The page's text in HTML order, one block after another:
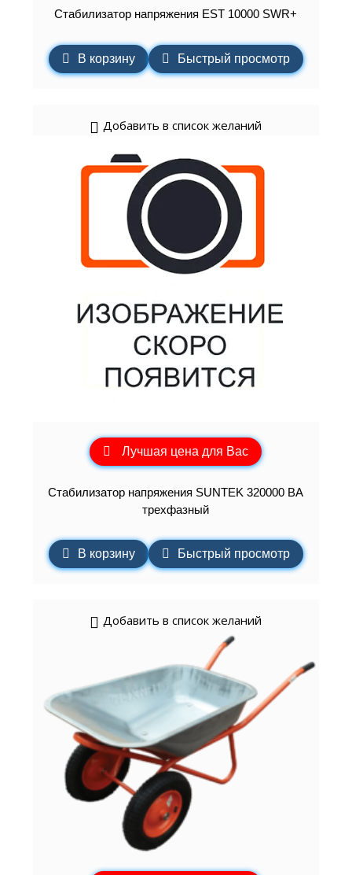
Стабилизатор напряжения EST 10000 SWR+
В корзину Быстрый просмотр
Добавить в список желаний
Лучшая цена для Вас
Стабилизатор напряжения SUNTEK 320000 ВА
трехфазный
В корзину Быстрый просмотр
Добавить в список желаний